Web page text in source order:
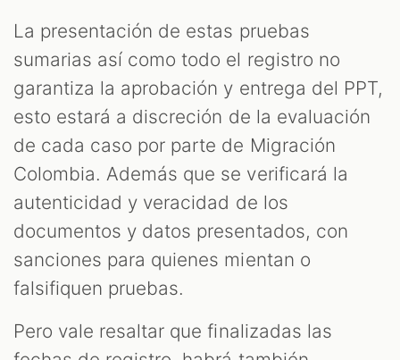
La presentación de estas pruebas
sumarias así como todo el registro no
garantiza la aprobación y entrega del PPT,
esto estará a discreción de la evaluación
de cada caso por parte de Migración
Colombia. Además que se verificará la
autenticidad y veracidad de los
documentos y datos presentados, con
sanciones para quienes mientan o
falsifiquen pruebas.
Pero vale resaltar que finalizadas las